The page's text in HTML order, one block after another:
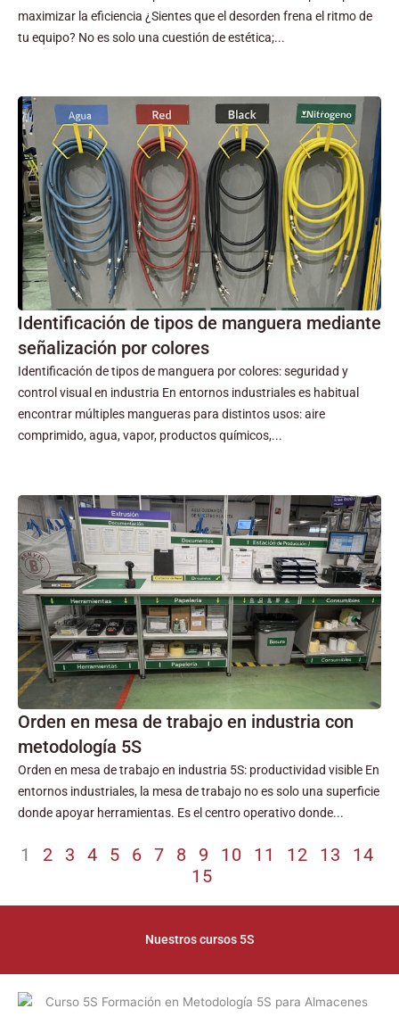
maximizar la eficiencia ¿Sientes que el desorden frena el ritmo de
tu equipo? No es solo una cuestión de estética;...
Identificación de tipos de manguera mediante
señalización por colores
Identificación de tipos de manguera por colores: seguridad y
control visual en industria En entornos industriales es habitual
encontrar múltiples mangueras para distintos usos: aire
comprimido, agua, vapor, productos químicos,...
Orden en mesa de trabajo en industria con
metodología 5S
Orden en mesa de trabajo en industria 5S: productividad visible En
entornos industriales, la mesa de trabajo no es solo una superficie
donde apoyar herramientas. Es el centro operativo donde...
1 2 3 4 5 6 7 8 9 10 11 12 13
14
15
Nuestros cursos 5S